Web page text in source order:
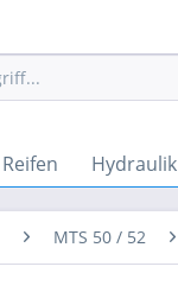
Reifen Hydraulik
MTS 50 / 52